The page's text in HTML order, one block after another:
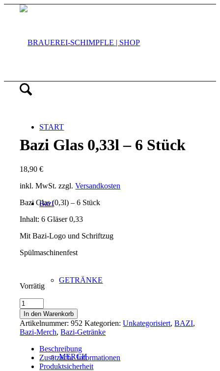
START
Bazi
GETRÄNKE
MERCH
Bazi Glas 0,33l – 6 Stück
18,90€
inkl. MwSt. zzgl.Versandkosten
Bazi Glas (0,3l) – 6 Stück
Inhalt: 6 Gläser 0,33
Mit Bazi-Logo und Schriftzug
Spülmaschinenfest
Vorrätig
Bazi
Glas
0,33l
-
6
Stück
Menge
In den Warenkorb
Artikelnummer:952 Kategorien:Unkategorisiert,BAZI,
Bazi-Merch,Bazi-Getränke
Beschreibung
Zusätzliche Informationen
Produktsicherheit